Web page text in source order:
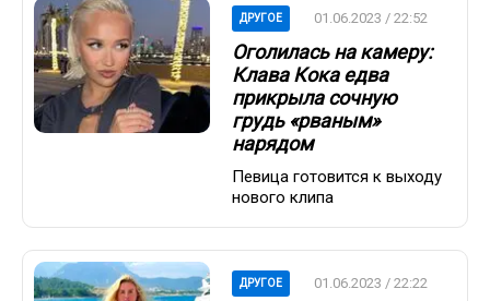
ДРУГОЕ 01.06.2023 / 22:52
Оголилась на камеру:
Клава Кока едва
прикрыла сочную
грудь «рваным»
нарядом
Певица готовится к выходу
нового клипа
ДРУГОЕ 01.06.2023 / 22:22